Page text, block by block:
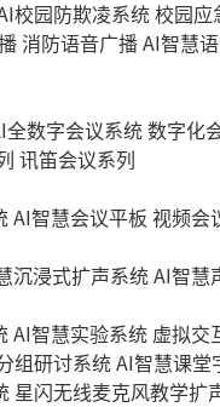
校园防欺凌系统校园应
消防语音广播AI智慧
全数字会议系统数字化
讯笛会议系列
AI智慧会议平板 视频会
沉浸式扩声系统AI智慧
AI智慧实验系统 虚拟交
组研讨系统AI智慧课堂
星闪无线麦克风教学扩